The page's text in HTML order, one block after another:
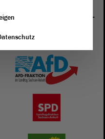
Landtag von Sachsen-